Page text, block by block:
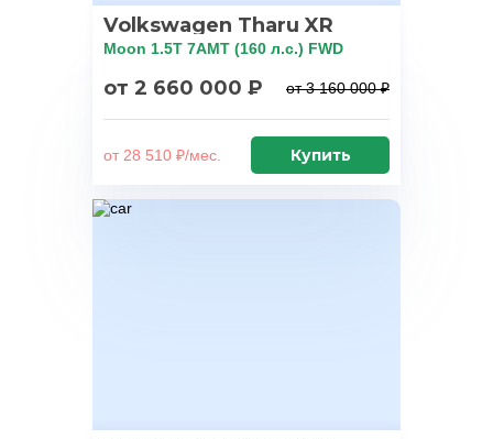
Volkswagen Tharu XR
Moon 1.5T 7AMT (160 л.с.) FWD
от 2 660 000 ₽ от 3 160 000 ₽
от 28 510 ₽/мес. Купить